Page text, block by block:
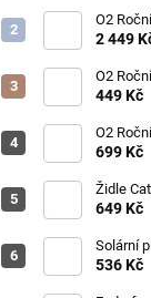
O2
TB
2 449
O2
GB
449 Kč
O2
GB
699 Kč
Židle
649 Kč
Solární
průměr
536 Kč